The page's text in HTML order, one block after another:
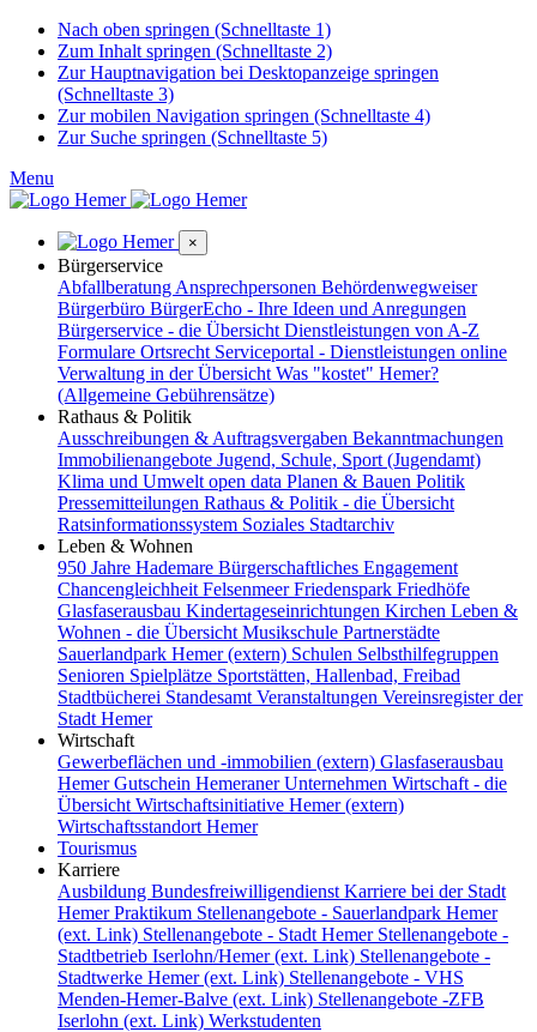
Nach oben springen (Schnelltaste 1)
Zum Inhalt springen (Schnelltaste 2)
Zur Hauptnavigation bei Desktopanzeige springen
(Schnelltaste 3)
Zur mobilen Navigation springen (Schnelltaste 4)
Zur Suche springen (Schnelltaste 5)
Menu
×
Bürgerservice
Abfallberatung Ansprechpersonen Behördenwegweiser
Bürgerbüro BürgerEcho - Ihre Ideen und Anregungen
Bürgerservice - die Übersicht Dienstleistungen von A-Z
Formulare Ortsrecht Serviceportal - Dienstleistungen online
Verwaltung in der Übersicht Was "kostet" Hemer?
(Allgemeine Gebührensätze)
Rathaus & Politik
Ausschreibungen & Auftragsvergaben Bekanntmachungen
Immobilienangebote Jugend, Schule, Sport (Jugendamt)
Klima und Umwelt open data Planen & Bauen Politik
Pressemitteilungen Rathaus & Politik - die Übersicht
Ratsinformationssystem Soziales Stadtarchiv
Leben & Wohnen
950 Jahre Hademare Bürgerschaftliches Engagement
Chancengleichheit FelsenmeerFriedenspark Friedhöfe
Glasfaserausbau Kindertageseinrichtungen Kirchen Leben &
Wohnen - die Übersicht Musikschule Partnerstädte
Sauerlandpark Hemer (extern) Schulen Selbsthilfegruppen
Senioren Spielplätze Sportstätten, Hallenbad, Freibad
Stadtbücherei Standesamt Veranstaltungen Vereinsregister der
Stadt Hemer
Wirtschaft
Gewerbeflächen und -immobilien (extern) Glasfaserausbau
Hemer Gutschein Hemeraner Unternehmen Wirtschaft - die
Übersicht Wirtschaftsinitiative Hemer (extern)
Wirtschaftsstandort Hemer
Tourismus
Karriere
Ausbildung Bundesfreiwilligendienst Karriere bei der Stadt
HemerPraktikum Stellenangebote - Sauerlandpark Hemer
(ext. Link) Stellenangebote - Stadt Hemer Stellenangebote -
Stadtbetrieb Iserlohn/Hemer (ext. Link) Stellenangebote -
Stadtwerke Hemer (ext. Link) Stellenangebote - VHS
Menden-Hemer-Balve (ext. Link) Stellenangebote -ZFB
Iserlohn (ext. Link) Werkstudenten